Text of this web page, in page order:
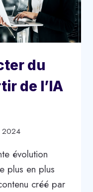
du
de l’IA
2024
évolution
plus en plus
créé par